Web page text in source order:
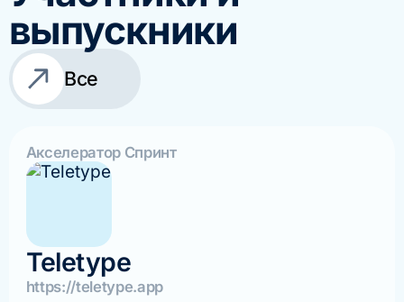
выпускники
Все
Акселератор Спринт
Teletype
https://teletype.app